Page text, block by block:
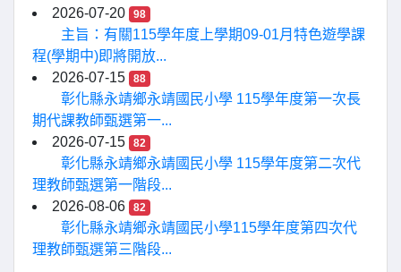
2026-07-20
98
主旨：有關115學年度上學期09-01月特色遊學課
程(學期中)即將開放...
2026-07-15
88
彰化縣永靖鄉永靖國民小學 115學年度第一次長
期代課教師甄選第一...
2026-07-15
82
彰化縣永靖鄉永靖國民小學 115學年度第二次代
理教師甄選第一階段...
2026-08-06
82
彰化縣永靖鄉永靖國民小學115學年度第四次代
理教師甄選第三階段...